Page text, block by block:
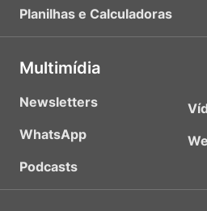
Planilhas e Calculadoras
Multimídia
Newsletters
WhatsApp
Podcasts